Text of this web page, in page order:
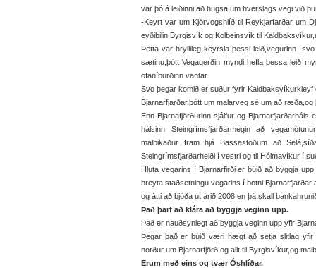
var þó á leiðinni að hugsa um hverslags vegi við
-Keyrt var um Kjörvogshlíð til Reykjarfarðar um
eyðibilin Byrgisvík og Kolbeinsvík til
Þetta var hryllileg keyrsla þessi leið,vegurinn
sætinu,þótt Vegagerðin myndi hefla þessa leið
ofaníburðinn vantar.
Svo þegar komið er suður fyrir
Bjarnarfjarðar,þótt um malarveg sé um að
Enn Bjarnafjörðurinn sjálfur og
hálsinn Steingrímsfjarðarmegin að
malbikaður fram hjá Bassastöðum að
Steingrímsfjarðarheiði í vestri og til Hólmavíkur í
Hluta vegarins í Bjarnarfirði er búið að byggja
breyta staðsetningu vegarins í botni Bjarnarfjarðar
og átti að bjóða út árið 2008 en þá skall
Það þarf að klára að byggja veginn upp.
Það er nauðsynlegt að byggja veginn upp yfir
Þegar það er búið væri hægt að setja slitlag yfir
norður um Bjarnarfjörð og allt til Byrgisvíkur,og
Erum með eins og tvær Óshlíðar.